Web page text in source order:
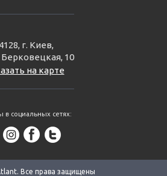
г. Киев,
10
на карте
в социальных сетях:
Все права защищены